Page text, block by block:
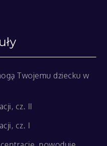
Twojemu dziecku w
cz. II
cz. I